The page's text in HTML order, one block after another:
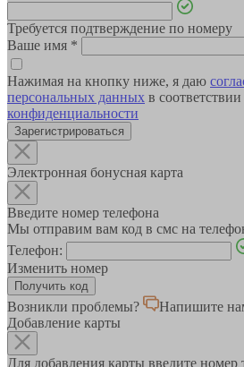
Требуется подтверждение по номеру
Ваше имя *
Нажимая на кнопку ниже, я даю
персональных данных в соответствии
конфиденциальности
Зарегистрироваться
Электронная бонусная карта
Введите номер телефона
Мы отправим вам код в смс на
Телефон:
Изменить номер
Возникли проблемы?
Напишите
Добавление карты
Для добавления карты введите номер